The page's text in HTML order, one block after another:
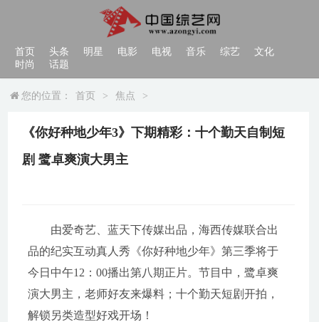
首页 头条 明星 电影 电视 音乐 综艺
文化
时尚
话题
您的位置： 首页 > 焦点 >
《你好种地少年3》下期精彩：十个勤天自制短
剧 鹭卓爽演大男主
由爱奇艺、蓝天下传媒出品，海西传媒联合出
品的纪实互动真人秀《你好种地少年》第三季将于
今日中午12：00播出第八期正片。节目中，鹭卓爽
演大男主，老师好友来爆料；十个勤天短剧开拍，
解锁另类造型好戏开场！